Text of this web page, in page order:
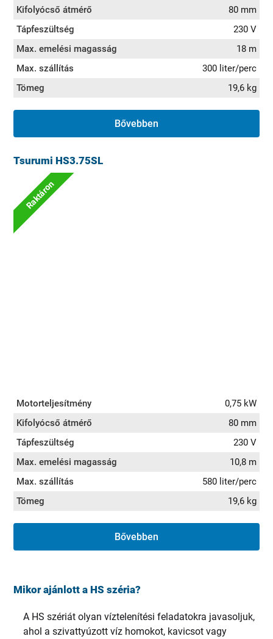
Kifolyócső átmérő
80 mm
Tápfeszültség
230 V
Max. emelési magasság
18 m
Max. szállítás
300 liter/perc
Tömeg
19,6 kg
Bővebben
Tsurumi HS3.75SL
Raktáron
Motorteljesítmény
0,75 kW
Kifolyócső átmérő
80 mm
Tápfeszültség
230 V
Max. emelési magasság
10,8 m
Max. szállítás
580 liter/perc
Tömeg
19,6 kg
Bővebben
Mikor ajánlott a HS széria?
A HS szériát olyan víztelenítési feladatokra javasoljuk,
ahol a szivattyúzott víz homokot, kavicsot vagy